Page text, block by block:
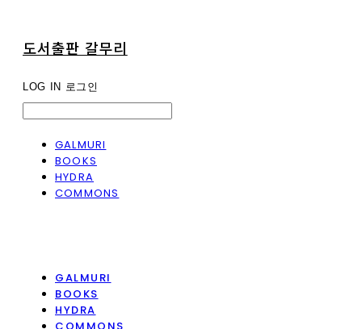
도서출판 갈무리
LOG IN 로그인
GALMURI
BOOKS
HYDRA
COMMONS
GALMURI
BOOKS
HYDRA